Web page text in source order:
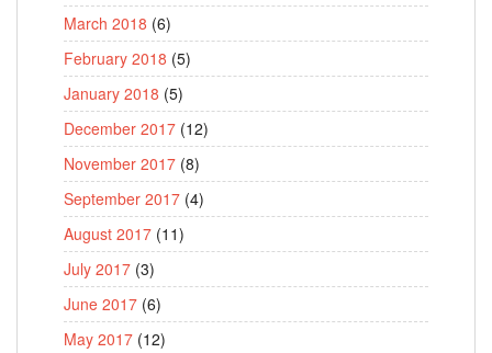
March 2018 (6)
February 2018 (5)
January 2018 (5)
December 2017 (12)
November 2017 (8)
September 2017 (4)
August 2017 (11)
July 2017 (3)
June 2017 (6)
May 2017 (12)